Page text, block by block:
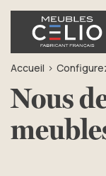
Accueil
Nous